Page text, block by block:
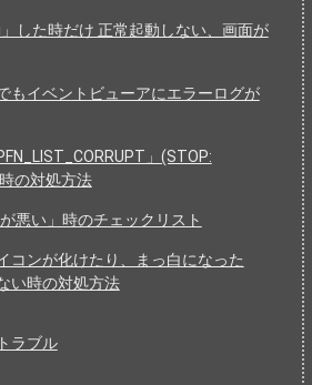
した時だけ 正常起動しない、画面が
もイベントビューアにエラーログが
」(STOP:
の対処方法
悪い」時のチェックリスト
コンが化けたり、まっ白になった
い時の対処方法
ラブル